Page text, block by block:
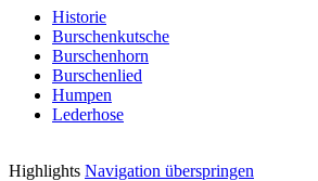
Historie
Burschenkutsche
Burschenhorn
Burschenlied
Humpen
Lederhose
Highlights Navigation überspringen